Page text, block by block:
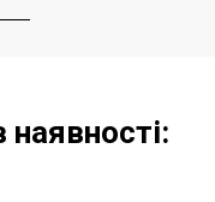
наявності: